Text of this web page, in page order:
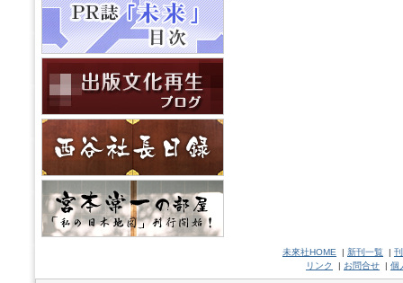
未來社HOME | 新刊一覧 |
リンク
| お問合せ | 個